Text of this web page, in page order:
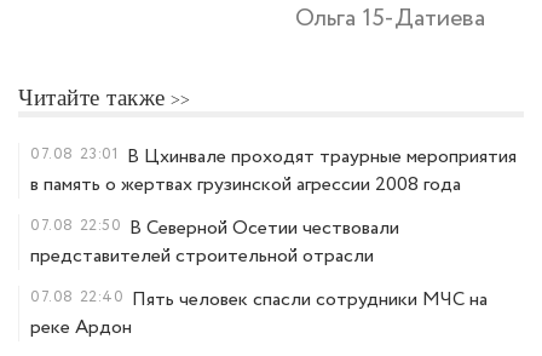
Ольга 15-Датиева
Читайте также
07.08 23:01 В Цхинвале проходят траурные мероприятия
в память о жертвах грузинской агрессии 2008 года
07.08 22:50 В Северной Осетии чествовали
представителей строительной отрасли
07.08 22:40 Пять человек спасли сотрудники МЧС на
реке Ардон